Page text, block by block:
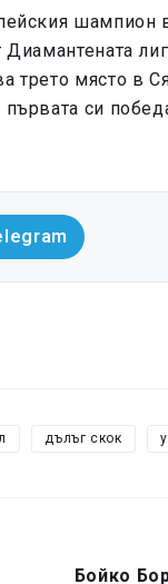
шампион
трето място в
си
дълъг скок
Бойко